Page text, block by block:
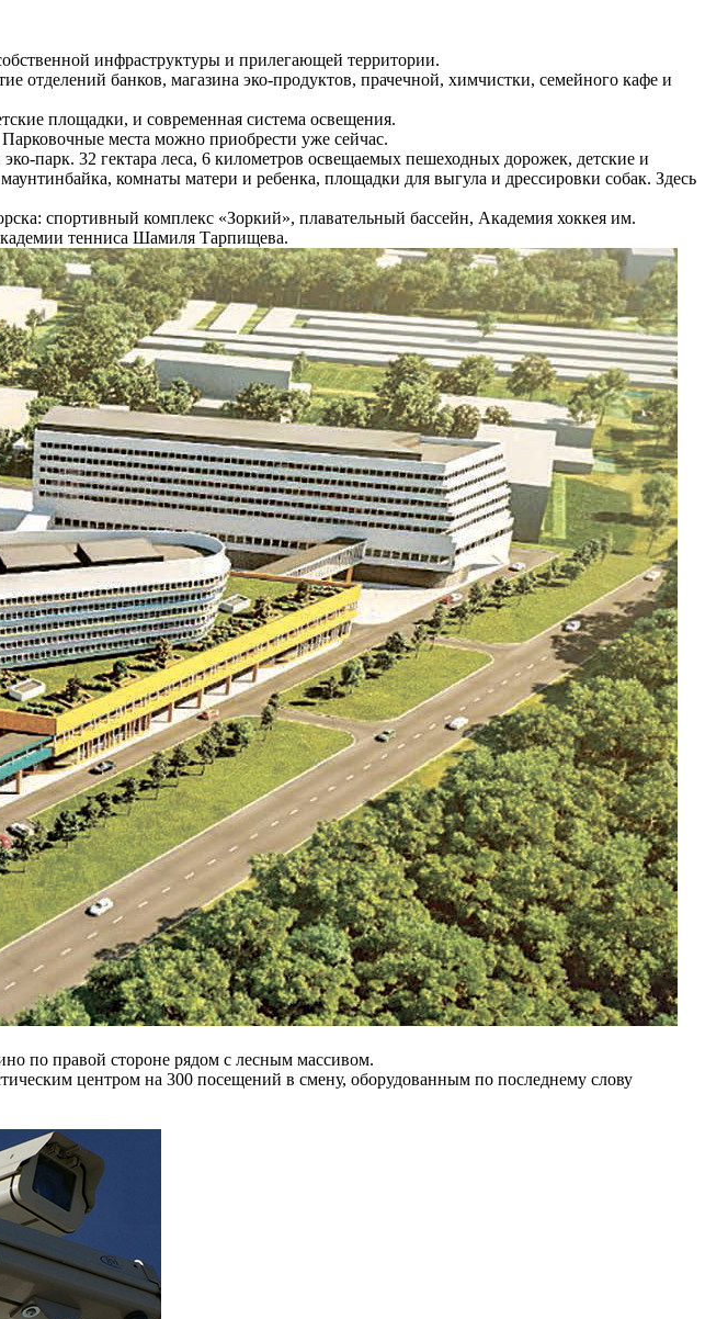
инфраструктуры и прилегающей территории.
отделений банков, магазина эко-продуктов, прачечной, химчистки, семейного кафе и
площадки, и современная система освещения.
места можно приобрести уже сейчас.
парк. 32 гектара леса, 6 километров освещаемых пешеходных дорожек, детские и
комнаты матери и ребенка, площадки для выгула и дрессировки собак. Здесь
спортивный комплекс «Зоркий», плавательный бассейн, Академия хоккея им.
тенниса Шамиля Тарпищева.
по правой стороне рядом с лесным массивом.
центром на 300 посещений в смену, оборудованным по последнему слову